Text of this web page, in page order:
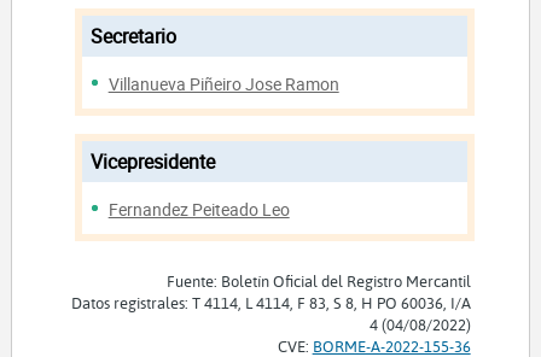
Secretario
Villanueva Piñeiro Jose Ramon
Vicepresidente
Fernandez Peiteado Leo
Fuente: Boletín Oficial del Registro Mercantil
Datos registrales: T 4114, L 4114, F 83, S 8, H PO 60036, I/A
4 (04/08/2022)
CVE: BORME-A-2022-155-36